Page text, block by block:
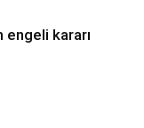
engeli kararı